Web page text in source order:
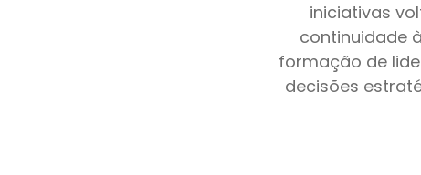
iniciativas
continuidade
formação de
decisões